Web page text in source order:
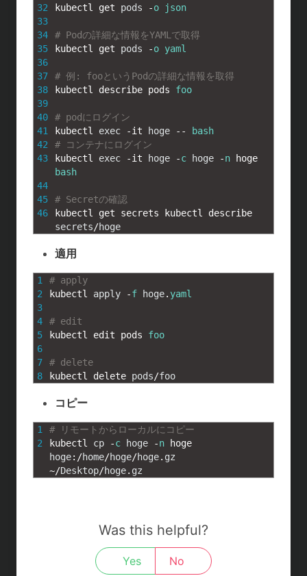
32
33
34
35
36
37
38
39
40
41
42
43
44
45
46
kubectl get pods -o json
# Podの詳細な情報をYAMLで取得
kubectl get pods -o yaml
# 例: fooというPodの詳細な情報を取得
kubectl describe pods foo
# podにログイン
kubectl exec -it hoge --
bash
# コンテナにログイン
kubectl exec -it hoge -c hoge -n
bash
# Secretの確認
kubectl get secrets kubectl
secrets/hoge
適用
1
2
3
4
5
6
7
8
# apply
kubectl apply -f hoge. yaml
# edit
kubectl edit pods foo
# delete
kubectl delete pods/foo
コピー
1
2
# リモートからローカルにコピー
kubectl cp -c hoge -n
hoge: /home/hoge/hoge. gz
~/Desktop/hoge. gz
Was this helpful?
Yes No